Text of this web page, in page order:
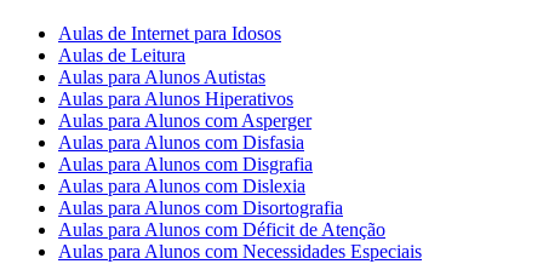
Aulas de Internet para Idosos
Aulas de Leitura
Aulas para Alunos Autistas
Aulas para Alunos Hiperativos
Aulas para Alunos com Asperger
Aulas para Alunos com Disfasia
Aulas para Alunos com Disgrafia
Aulas para Alunos com Dislexia
Aulas para Alunos com Disortografia
Aulas para Alunos com Déficit de Atenção
Aulas para Alunos com Necessidades Especiais